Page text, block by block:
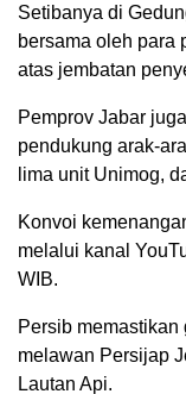
Setibanya di
bersama oleh para
atas jembatan
Pemprov Jabar
pendukung arak-
lima unit Unimog,
Konvoi
melalui kanal
WIB.
Persib
melawan Persijap
Lautan Api.